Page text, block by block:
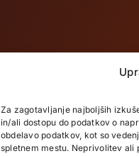
Za zagotavljanje najboljših
in/ali dostopu do podatkov o
obdelavo podatkov, kot so
spletnem mestu. Neprivolitev